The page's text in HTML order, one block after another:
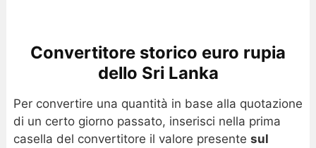
Convertitore storico euro rupia
dello Sri Lanka
Per convertire una quantità in base alla quotazione
di un certo giorno passato, inserisci nella prima
casella del convertitore il valore presente sul